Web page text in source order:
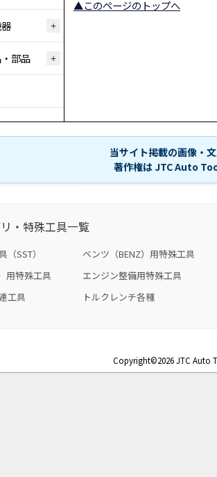
部品
▲このページのトップへ
当サイト掲載の画像・
著作権は JTC Auto
・特殊工具一覧
SST）
ベンツ（BENZ）用特殊工具
用特殊工具
エンジン整備用特殊工具
工具
トルクレンチ各種
Copyright©2026 JTC Auto